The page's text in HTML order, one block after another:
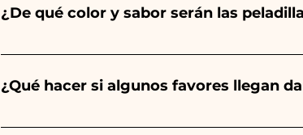
¿De qué color y sabor serán las
El sabor de las peladillas siempre será
Comunión, Confirmación y Boda será de color
¿Qué hacer si algunos favores llegan
Llevamos muchos años en el sector y